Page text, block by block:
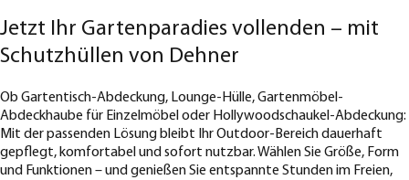
Jetzt Ihr Gartenparadies vollenden – mit
Schutzhüllen von Dehner
Ob Gartentisch-Abdeckung, Lounge-Hülle, Gartenmöbel-
Abdeckhaube für Einzelmöbel oder Hollywoodschaukel-Abdeckung:
Mit der passenden Lösung bleibt Ihr Outdoor-Bereich dauerhaft
gepflegt, komfortabel und sofort nutzbar. Wählen Sie Größe, Form
und Funktionen – und genießen Sie entspannte Stunden im Freien,